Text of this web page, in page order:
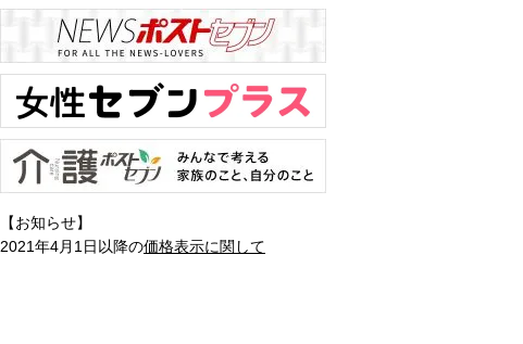
【お知らせ】
2021年4月1日以降の価格表示に関して